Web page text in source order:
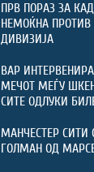
ПРВ ПОРАЗ ЗА
НЕМОЌНА
ДИВИЗИЈА
ВАР
МЕЧОТ МЕЃУ
СИТЕ ОДЛУКИ
МАНЧЕСТЕР СИТИ
ГОЛМАН ОД